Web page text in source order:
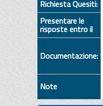
Richiesta Quesiti:
Presentare le
risposte entro il
Documentazione:
Note